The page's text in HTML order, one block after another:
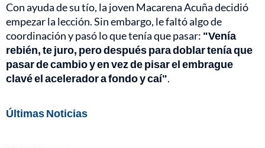
Con ayuda de su tío, la joven Macarena Acuña decidió
empezar la lección. Sin embargo, le faltó algo de
coordinación y pasó lo que tenía que pasar: "Venía
rebién, te juro, pero después para doblar tenía que
pasar de cambio y en vez de pisar el embrague
clavé el acelerador a fondo y caí".
Últimas Noticias